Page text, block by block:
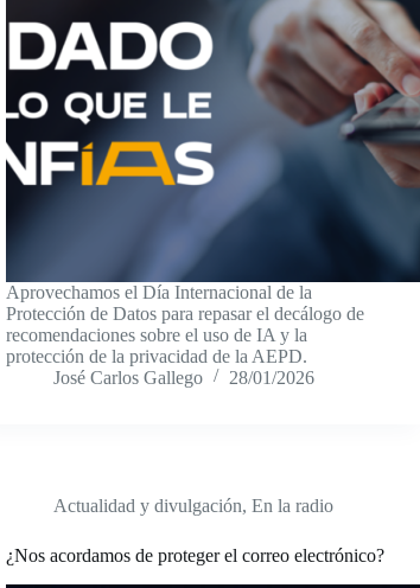
Aprovechamos el Día Internacional de la
Protección de Datos para repasar el decálogo de
recomendaciones sobre el uso de IA y la
protección de la privacidad de la AEPD.
José Carlos Gallego
28/01/2026
Actualidad y divulgación,En la radio
¿Nos acordamos de proteger el correo electrónico?